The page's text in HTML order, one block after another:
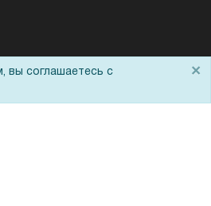
вы соглашаетесь с
×